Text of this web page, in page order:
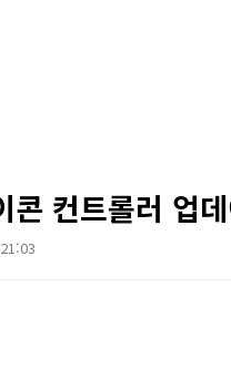
콘 컨트롤러 업